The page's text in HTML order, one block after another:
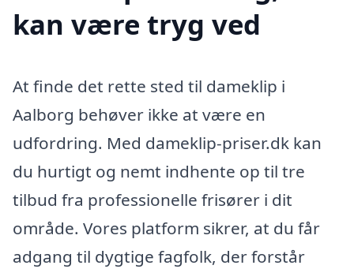
kan være tryg ved
At finde det rette sted til dameklip i
Aalborg behøver ikke at være en
udfordring. Med dameklip-priser.dk kan
du hurtigt og nemt indhente op til tre
tilbud fra professionelle frisører i dit
område. Vores platform sikrer, at du får
adgang til dygtige fagfolk, der forstår